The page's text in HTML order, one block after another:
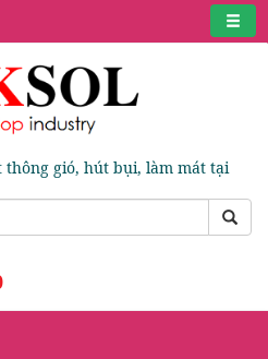
gió, hút bụi, làm mát tại